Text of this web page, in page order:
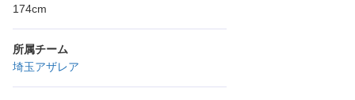
174cm
所属チーム
埼玉アザレア